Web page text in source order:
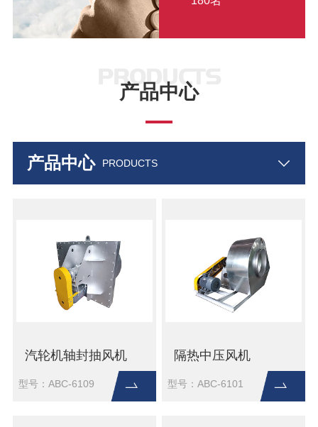
PRODUCTS
产品中心
产品中心 PRODUCTS
汽轮机轴封抽风机
型号：ABC-6109
隔热中压风机
型号：ABC-6101